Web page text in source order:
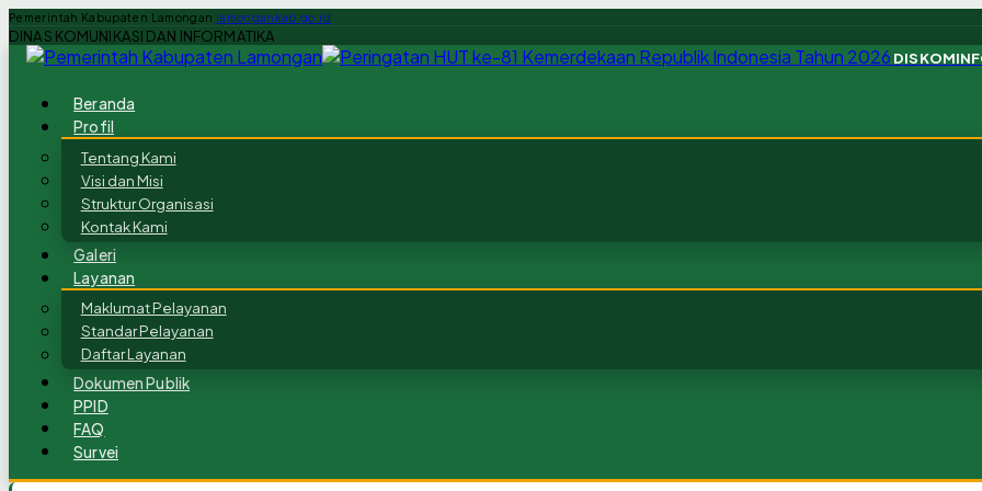
Pemerintah Kabupaten Lamongan lamongankab.go.id
DINAS KOMUNIKASI DAN INFORMATIKA
Beranda
Profil
Tentang Kami
Visi dan Misi
Struktur Organisasi
Kontak Kami
Galeri
Layanan
Maklumat Pelayanan
Standar Pelayanan
Daftar Layanan
Dokumen Publik
PPID
FAQ
Survei